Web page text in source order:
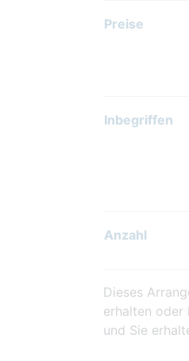
Preise
Inbegriffen
Anzahl
Dieses
erhalten oder
und Sie